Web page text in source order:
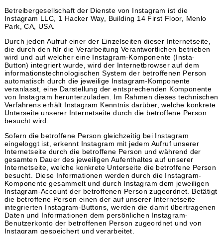
Betreibergesellschaft der Dienste von Instagram ist die
Instagram LLC, 1 Hacker Way, Building 14 First Floor, Menlo
Park, CA, USA.
Durch jeden Aufruf einer der Einzelseiten dieser Internetseite,
die durch den für die Verarbeitung Verantwortlichen betrieben
wird und auf welcher eine Instagram-Komponente (Insta-
Button) integriert wurde, wird der Internetbrowser auf dem
informationstechnologischen System der betroffenen Person
automatisch durch die jeweilige Instagram-Komponente
veranlasst, eine Darstellung der entsprechenden Komponente
von Instagram herunterzuladen. Im Rahmen dieses technischen
Verfahrens erhält Instagram Kenntnis darüber, welche konkrete
Unterseite unserer Internetseite durch die betroffene Person
besucht wird.
Sofern die betroffene Person gleichzeitig bei Instagram
eingeloggt ist, erkennt Instagram mit jedem Aufruf unserer
Internetseite durch die betroffene Person und während der
gesamten Dauer des jeweiligen Aufenthaltes auf unserer
Internetseite, welche konkrete Unterseite die betroffene Person
besucht. Diese Informationen werden durch die Instagram-
Komponente gesammelt und durch Instagram dem jeweiligen
Instagram-Account der betroffenen Person zugeordnet. Betätigt
die betroffene Person einen der auf unserer Internetseite
integrierten Instagram-Buttons, werden die damit übertragenen
Daten und Informationen dem persönlichen Instagram-
Benutzerkonto der betroffenen Person zugeordnet und von
Instagram gespeichert und verarbeitet.